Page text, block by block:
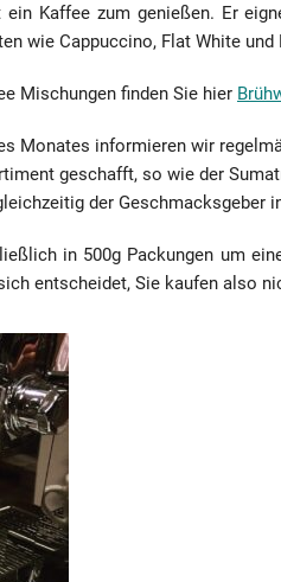
ein Kaffee zum genießen. Er
wie Cappuccino, Flat White
Mischungen finden Sie hier
Monates informieren wir
geschafft, so wie der
der Geschmacksgeber
in 500g Packungen um
entscheidet, Sie kaufen also